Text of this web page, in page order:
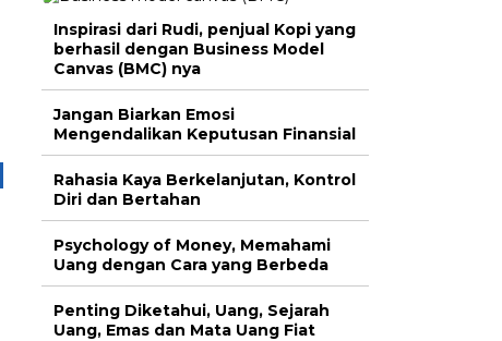
Inspirasi dari Rudi, penjual Kopi yang
berhasil dengan Business Model
Canvas (BMC) nya
Jangan Biarkan Emosi
Mengendalikan Keputusan Finansial
Rahasia Kaya Berkelanjutan, Kontrol
Diri dan Bertahan
Psychology of Money, Memahami
Uang dengan Cara yang Berbeda
Penting Diketahui, Uang, Sejarah
Uang, Emas dan Mata Uang Fiat